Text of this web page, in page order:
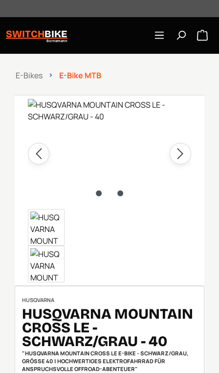
SWITCHBIKE
Bornemann
E-Bikes E-Bike MTB
Bildergalerie überspringen
HUSQVARNA
HUSQVARNA MOUNTAIN
CROSS LE -
SCHWARZ/GRAU - 40
"HUSQVARNA MOUNTAIN CROSS LE E-BIKE - SCHWARZ/GRAU,
GRÖSSE 40 | HOCHWERTIGES ELEKTROFAHRRAD FÜR A
NSPRUCHSVOLLE OFFROAD-ABENTEUER"